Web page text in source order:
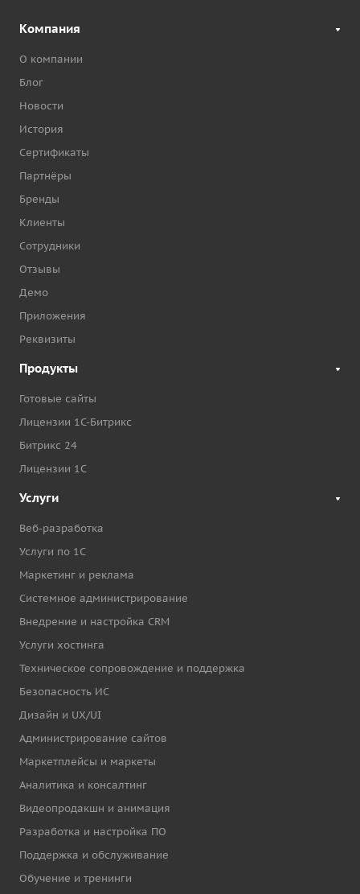
Компания
О компании
Блог
Новости
История
Сертификаты
Партнёры
Бренды
Клиенты
Сотрудники
Отзывы
Демо
Приложения
Реквизиты
Продукты
Готовые сайты
Лицензии 1С-Битрикс
Битрикс 24
Лицензии 1С
Услуги
Веб-разработка
Услуги по 1С
Маркетинг и реклама
Системное администрирование
Внедрение и настройка CRM
Услуги хостинга
Техническое сопровождение и поддержка
Безопасность ИС
Дизайн и UX/UI
Администрирование сайтов
Маркетплейсы и маркеты
Аналитика и консалтинг
Видеопродакшн и анимация
Разработка и настройка ПО
Поддержка и обслуживание
Обучение и тренинги